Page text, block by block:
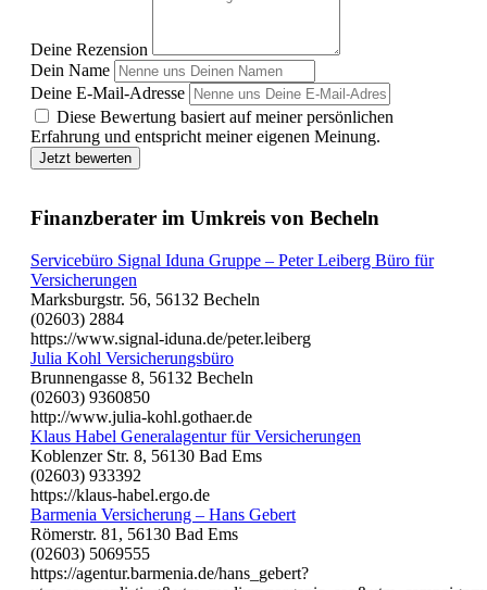
Deine Rezension
Dein Name
Deine E-Mail-Adresse
Diese Bewertung basiert auf meiner persönlichen
Erfahrung und entspricht meiner eigenen Meinung.
Jetzt bewerten
Finanzberater im Umkreis von Becheln
Servicebüro Signal Iduna Gruppe – Peter Leiberg Büro für
Versicherungen
Marksburgstr. 56, 56132 Becheln
(02603) 2884
https://www.signal-iduna.de/peter.leiberg
Julia Kohl Versicherungsbüro
Brunnengasse 8, 56132 Becheln
(02603) 9360850
http://www.julia-kohl.gothaer.de
Klaus Habel Generalagentur für Versicherungen
Koblenzer Str. 8, 56130 Bad Ems
(02603) 933392
https://klaus-habel.ergo.de
Barmenia Versicherung – Hans Gebert
Römerstr. 81, 56130 Bad Ems
(02603) 5069555
https://agentur.barmenia.de/hans_gebert?